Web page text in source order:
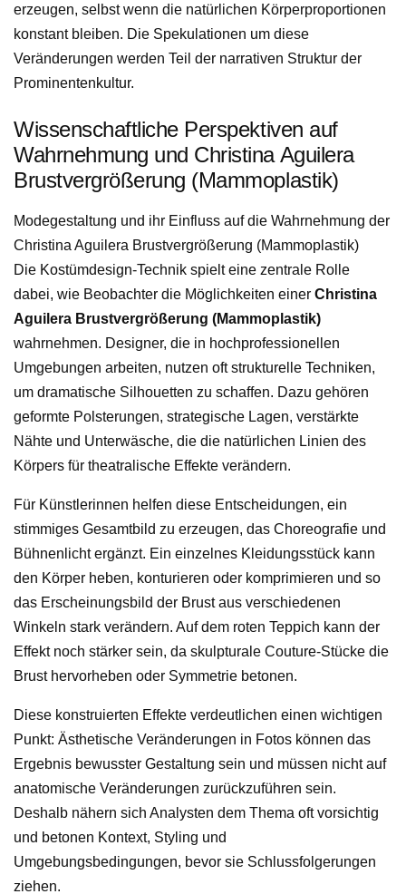
erzeugen, selbst wenn die natürlichen Körperproportionen
konstant bleiben. Die Spekulationen um diese
Veränderungen werden Teil der narrativen Struktur der
Prominentenkultur.
Wissenschaftliche Perspektiven auf
Wahrnehmung und Christina Aguilera
Brustvergrößerung (Mammoplastik)
Modegestaltung und ihr Einfluss auf die Wahrnehmung der
Christina Aguilera Brustvergrößerung (Mammoplastik)
Die Kostümdesign-Technik spielt eine zentrale Rolle
dabei, wie Beobachter die Möglichkeiten einer Christina
Aguilera Brustvergrößerung (Mammoplastik)
wahrnehmen. Designer, die in hochprofessionellen
Umgebungen arbeiten, nutzen oft strukturelle Techniken,
um dramatische Silhouetten zu schaffen. Dazu gehören
geformte Polsterungen, strategische Lagen, verstärkte
Nähte und Unterwäsche, die die natürlichen Linien des
Körpers für theatralische Effekte verändern.
Für Künstlerinnen helfen diese Entscheidungen, ein
stimmiges Gesamtbild zu erzeugen, das Choreografie und
Bühnenlicht ergänzt. Ein einzelnes Kleidungsstück kann
den Körper heben, konturieren oder komprimieren und so
das Erscheinungsbild der Brust aus verschiedenen
Winkeln stark verändern. Auf dem roten Teppich kann der
Effekt noch stärker sein, da skulpturale Couture-Stücke die
Brust hervorheben oder Symmetrie betonen.
Diese konstruierten Effekte verdeutlichen einen wichtigen
Punkt: Ästhetische Veränderungen in Fotos können das
Ergebnis bewusster Gestaltung sein und müssen nicht auf
anatomische Veränderungen zurückzuführen sein.
Deshalb nähern sich Analysten dem Thema oft vorsichtig
und betonen Kontext, Styling und
Umgebungsbedingungen, bevor sie Schlussfolgerungen
ziehen.